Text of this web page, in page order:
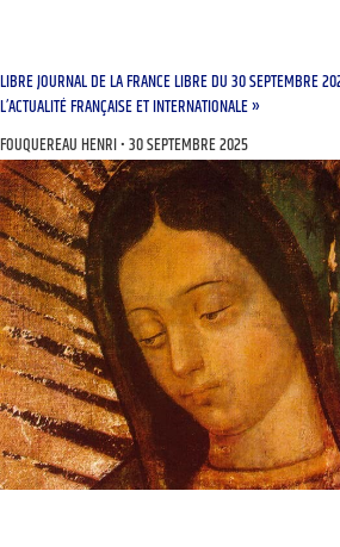
LIBRE JOURNAL DE LA FRANCE LIBRE DU 30 SEPTEMBRE
L’ACTUALITÉ FRANÇAISE ET INTERNATIONALE »
FOUQUEREAU HENRI 30 SEPTEMBRE 2025